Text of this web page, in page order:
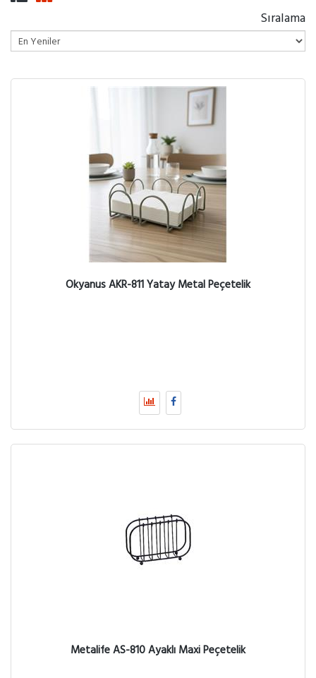
Sıralama
Okyanus AKR-811 Yatay Metal Peçetelik
Metalife AS-810 Ayaklı Maxi Peçetelik